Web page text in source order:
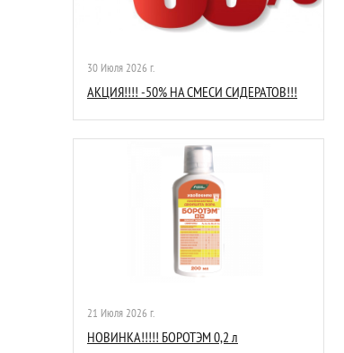
30 Июля 2026 г.
АКЦИЯ!!!! -50% НА СМЕСИ СИДЕРАТОВ!!!
21 Июля 2026 г.
НОВИНКА!!!!! БОРОТЭМ 0,2 л